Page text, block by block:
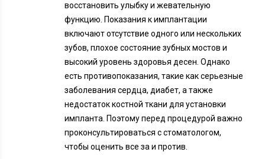
восстановить улыбку и жевательную
функцию. Показания к имплантации
включают отсутствие одного или нескольких
зубов, плохое состояние зубных мостов и
высокий уровень здоровья десен. Однако
есть противопоказания, такие как серьезные
заболевания сердца, диабет, а также
недостаток костной ткани для установки
импланта. Поэтому перед процедурой важно
проконсультироваться с стоматологом,
чтобы оценить все за и против.